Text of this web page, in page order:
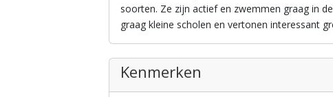
soorten. Ze zijn actief en zwemmen graag in
graag kleine scholen en vertonen interessant
Kenmerken